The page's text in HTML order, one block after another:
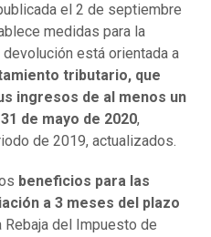
el 2 de septiembre
medidas para la
está orientada a
tributario, que
ingresos de al menos un
de mayo de 2020,
de 2019, actualizados.
beneficios para las
a 3 meses del plazo
Rebaja del Impuesto de